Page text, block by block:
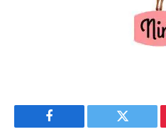
Facebook Twitter